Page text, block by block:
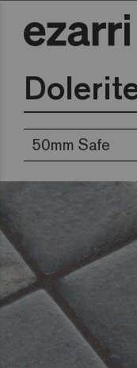
50mm Safe